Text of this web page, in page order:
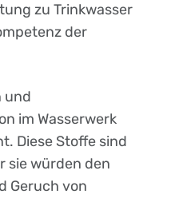
zu Trinkwasser
der
und
im Wasserwerk
Diese Stoffe sind
sie würden den
Geruch von